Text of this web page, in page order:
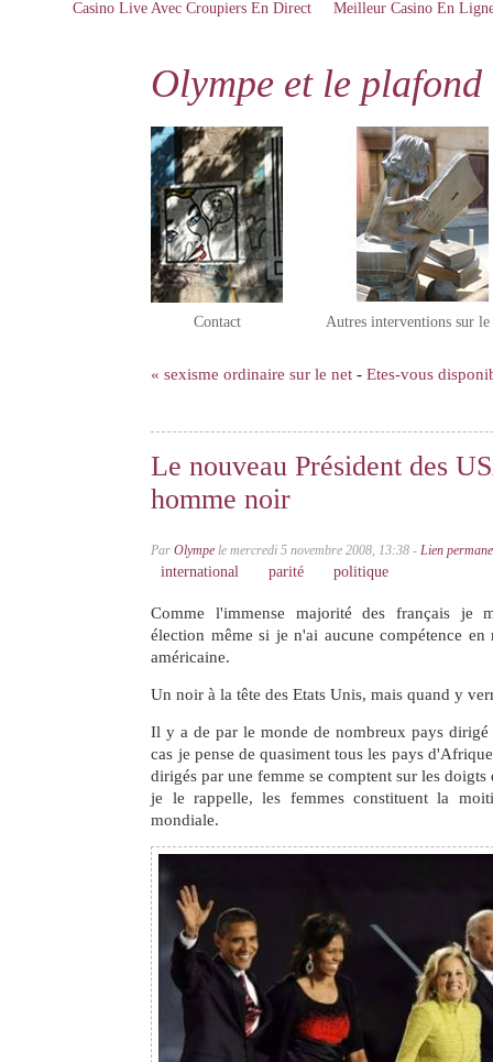
Casino Live Avec Croupiers En Direct Meilleur Casino En
Olympe et le plafond
« sexisme ordinaire sur le net - Etes-vous
Le nouveau Président des
homme noir
ParOlympe le mercredi 5 novembre 2008, 13:38 -Lien
international parité politique
Comme l'immense majorité des français je
élection même si je n'ai aucune compétence
américaine.
Un noir à la tête des Etats Unis, mais quand y
Il y a de par le monde de nombreux pays
cas je pense de quasiment tous les pays
dirigés par une femme se comptent sur les doigts
je le rappelle, les femmes constituent la
mondiale.
Contact Autres interventions sur le